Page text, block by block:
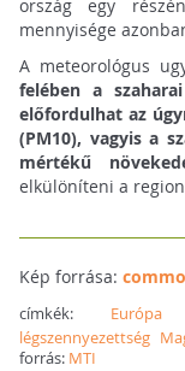
ország egy
mennyisége
A meteorológus
felében a
előfordulhat az
(PM10), vagyis a
mértékű
elkülöníteni a
Kép forrása:
címkék: Európa
légszennyezettség
forrás: MTI